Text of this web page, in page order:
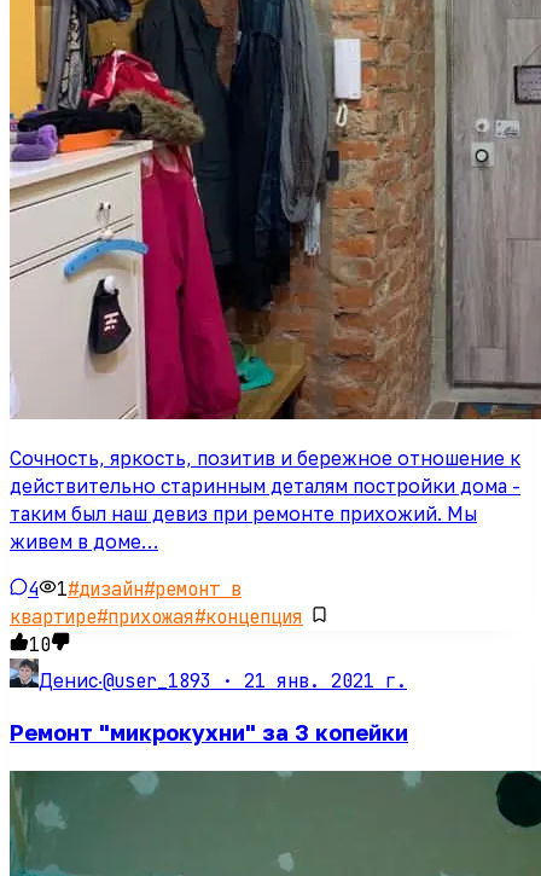
Сочность, яркость, позитив и бережное отношение к
действительно старинным деталям постройки дома -
таким был наш девиз при ремонте прихожий. Мы
живем в доме…
4 1#дизайн#ремонт в
квартире#прихожая#концепция
10
Денис·@user_1893 · 21 янв. 2021 г.
Ремонт "микрокухни" за 3 копейки